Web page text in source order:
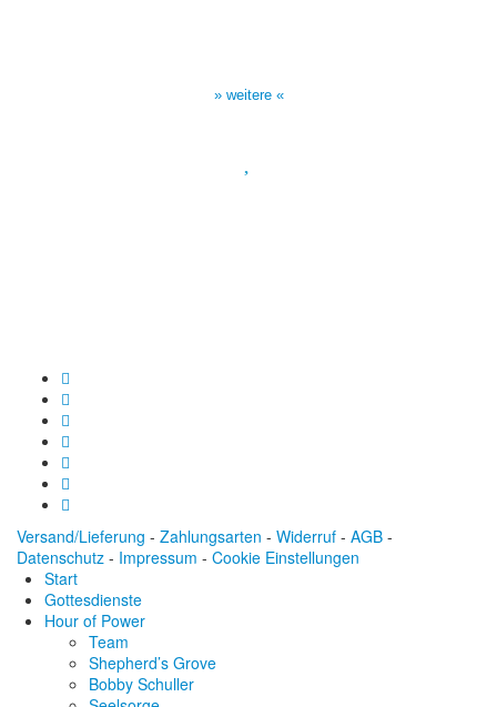
» weitere «
Versand/Lieferung - Zahlungsarten - Widerruf - AGB -
Datenschutz - Impressum - Cookie Einstellungen
Start
Gottesdienste
Hour of Power
Team
Shepherd’s Grove
Bobby Schuller